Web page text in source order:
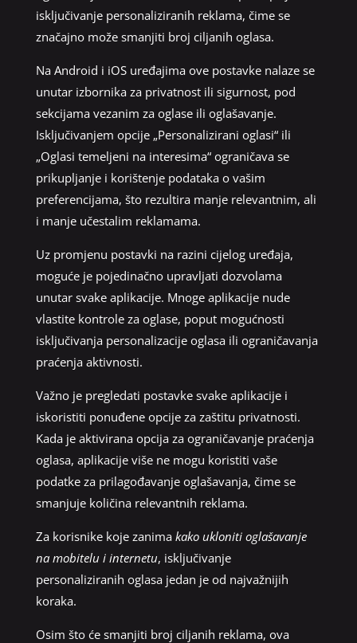
isključivanje personaliziranih reklama, čime se
značajno može smanjiti broj ciljanih oglasa.
Na Android i iOS uređajima ove postavke nalaze se
unutar izbornika za privatnost ili sigurnost, pod
sekcijama vezanim za oglase ili oglašavanje.
Isključivanjem opcije „Personalizirani oglasi“ ili
„Oglasi temeljeni na interesima“ ograničava se
prikupljanje i korištenje podataka o vašim
preferencijama, što rezultira manje relevantnim, ali
i manje učestalim reklamama.
Uz promjenu postavki na razini cijelog uređaja,
moguće je pojedinačno upravljati dozvolama
unutar svake aplikacije. Mnoge aplikacije nude
vlastite kontrole za oglase, poput mogućnosti
isključivanja personalizacije oglasa ili ograničavanja
praćenja aktivnosti.
Važno je pregledati postavke svake aplikacije i
iskoristiti ponuđene opcije za zaštitu privatnosti.
Kada je aktivirana opcija za ograničavanje praćenja
oglasa, aplikacije više ne mogu koristiti vaše
podatke za prilagođavanje oglašavanja, čime se
smanjuje količina relevantnih reklama.
Za korisnike koje zanima kako ukloniti oglašavanje
na mobitelu i internetu, isključivanje
personaliziranih oglasa jedan je od najvažnijih
koraka.
Osim što će smanjiti broj ciljanih reklama, ova